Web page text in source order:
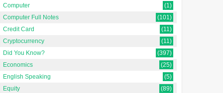
Computer
(1)
Computer Full Notes
(101)
Credit Card
(11)
Cryptocurrency
(11)
Did You Know?
(397)
Economics
(25)
English Speaking
(5)
Equity
(89)